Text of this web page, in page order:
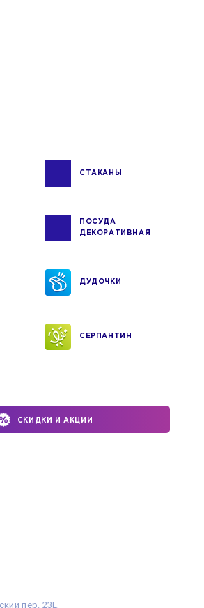
СТАКАНЫ
ПОСУДА
ДЕКОРАТИВНАЯ
ДУДОЧКИ
СЕРПАНТИН
СКИДКИ И АКЦИИ
пер. 23Е,